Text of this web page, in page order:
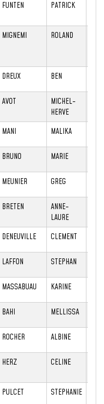
FUNTEN PATRICK
MIGNEMI ROLAND
DREUX BEN
AVOT
MICHEL-
HERVE
MANI MALIKA
BRUNO MARIE
MEUNIER GREG
BRETEN
ANNE-
LAURE
DENEUVILLE CLEMENT
LAFFON STEPHAN
MASSABUAU KARINE
BAHI MELLISSA
ROCHER ALBINE
HERZ CELINE
PULCET STEPHANIE